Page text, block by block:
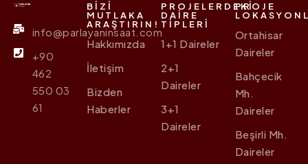
info@parlayaninsaat.com
+90
462
550 03
61
BIZI
MUTLAKA
ARAŞTIRIN!
Hakkımızda
İletişim
Bizden
Haberler
PROJELERDEKI
DAIRE
TIPLERI
1+1 Daireler
2+1
Daireler
3+1
Daireler
PROJE
Ortahisar
Daireler
Bahçecik
Mh.
Daireler
Beşirli Mh.
Daireler